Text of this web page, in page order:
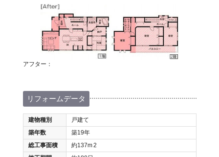
アフター：
リフォームデータ
建物種別
戸建て
築年数
築19年
総工事面積
約137m2